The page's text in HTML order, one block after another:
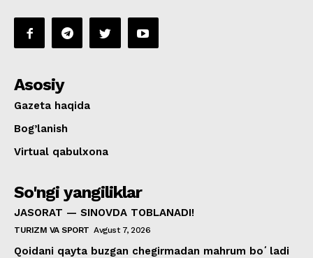
Asosiy
Gazeta haqida
Bog’lanish
Virtual qabulxona
So'ngi yangiliklar
JASORAT — SINOVDA TOBLANADI!
TURIZM VA SPORT Avgust 7, 2026
Qoidani qayta buzgan chegirmadan mahrum boʻladi